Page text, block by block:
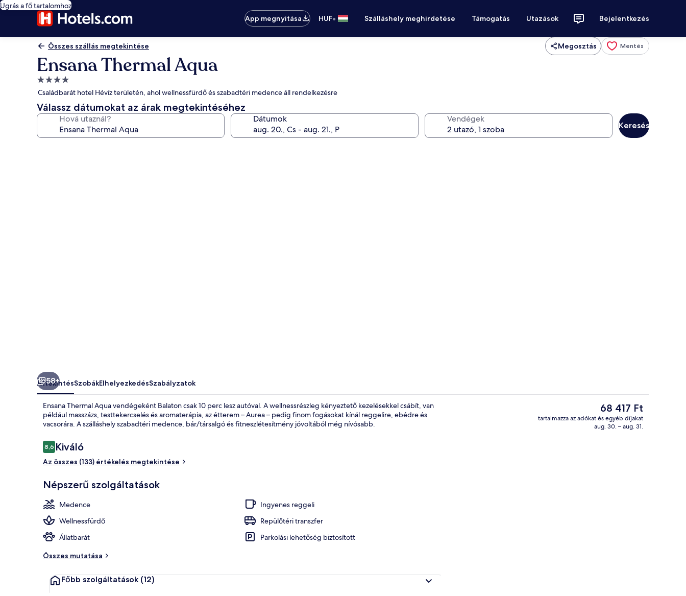
Ugrás a fő tartalomhoz
App megnyitása
HUF• Szálláshely meghirdetése Támogatás Utazások Bejelentkezés
Összes szállás megtekintése Megosztás Mentés
Ensana Thermal Aqua
4.0
csillagos
szálláshely
Családbarát hotel Hévíz területén, ahol wellnessfürdő és szabadtéri medence áll rendelkezésre
Válassz dátumokat az árak megtekintéséhez
Hová utaznál? Dátumok Vendégek
Keresés
58+
ÁttekintésSzobákElhelyezkedésSzabályzatok
Ensana Thermal Aqua vendégeként Balaton csak 10 perc lesz autóval. A wellnessrészleg kényeztető kezelésekkel csábít, van
például masszázs, testtekercselés és aromaterápia, az étterem – Aurea – pedig finom fogásokat kínál reggelire, ebédre és
vacsorára. A szálláshely szabadtéri medence, bár/társalgó és fitneszlétesítmény jóvoltából még nívósabb.
Értékelések
8,68,6 ennyiből: 10
Kiváló
Az összes (133) értékelés megtekintése
Népszerű szolgáltatások
Medence
Ingyenes reggeli
Wellnessfürdő
Repülőtéri transzfer
Állatbarát
Parkolási lehetőség biztosított
Összes mutatása
Főbb szolgáltatások (12)
A
jelenlegi
ár
68 417 Ft
tartalmazza az adókat és egyéb díjakat
aug. 30. – aug. 31.